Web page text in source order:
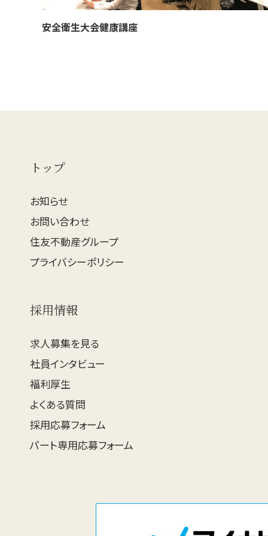
安全衛生大会健康講座
トップ
お知らせ
お問い合わせ
住友不動産グループ
プライバシーポリシー
採用情報
求人募集を見る
社員インタビュー
福利厚生
よくある質問
採用応募フォーム
パート専用応募フォーム